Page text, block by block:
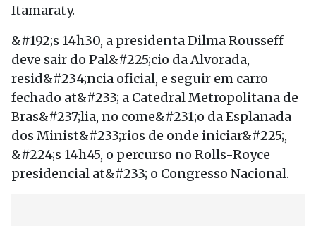
Itamaraty.
&#192;s 14h30, a presidenta Dilma Rousseff
deve sair do Pal&#225;cio da Alvorada,
resid&#234;ncia oficial, e seguir em carro
fechado at&#233; a Catedral Metropolitana de
Bras&#237;lia, no come&#231;o da Esplanada
dos Minist&#233;rios de onde iniciar&#225;,
&#224;s 14h45, o percurso no Rolls-Royce
presidencial at&#233; o Congresso Nacional.